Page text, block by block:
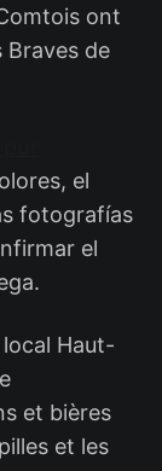
ont
Braves de
el
fotografías
el
Haut-
et bières
et les